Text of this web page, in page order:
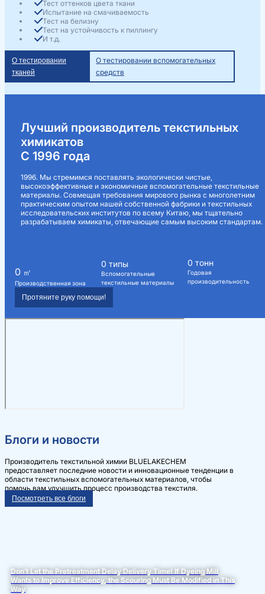
Тест оттенков цвета ткани
Испытание на смачиваемость
Тест на белизну
Тест на устойчивость к пиллингу
И т.д.
О тестировании
тканей
О тестировании вспомогательных
средств
Лучший производитель текстильных
химикатов
С 1996 года
1996. Мы стремимся поставлять экологически чистые,
высокоэффективные и экономичные вспомогательные текстильные
материалы. Совмещая требования мирового рынка с многолетним
практическим опытом нашей собственной фабрики и текстильных
исследовательских институтов по всему Китаю, мы тщательно
разрабатываем химикаты, отвечающие самым высоким стандартам.
0 ㎡
Производственная зона
0 типы
Вспомогательные
текстильные материалы
0 тонн
Годовая
производительность
Протяните руку помощи!
Блоги и новости
Производитель текстильной химии BLUELAKECHEM
предоставляет последние новости и инновационные тенденции в
области текстильных вспомогательных материалов, чтобы
помочь вам улучшить процесс производства текстиля.
Посмотреть все блоги
Don’t Let the Pretreatment Delay Delivery Time! If Dyeing Mill
Wants to Improve Efficiency, the Scouring Must Be Modified in This
Way